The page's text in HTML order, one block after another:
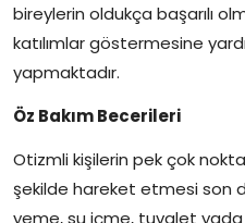
bireylerin oldukça başarılı
katılımlar göstermesine
yapmaktadır.
Öz Bakım Becerileri
Otizmli kişilerin pek çok
şekilde hareket etmesi son
yeme, su içme, tuvalet yada